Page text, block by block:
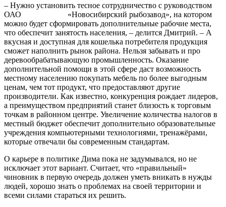
– Нужно установить тесное сотрудничество с руководством
ОАО «Новосибирский рыбозавод», на котором
можно будет сформировать дополнительные рабочие места,
что обеспечит занятость населения, – делится Дмитрий. – А
вкусная и доступная для кошелька потребителя продукция
сможет наполнить рынок района. Нельзя забывать и про
деревообрабатывающую промышленность. Оказание
дополнительной помощи в этой сфере даст возможность
местному населению покупать мебель по более выгодным
ценам, чем тот продукт, что предоставляют другие
производители. Как известно, конкуренция рождает лидеров,
а преимуществом предприятий станет близость к торговым
точкам в районном центре. Увеличение количества налогов в
местный бюджет обеспечит дополнительно образовательные
учреждения компьютерными технологиями, тренажёрами,
которые отвечали бы современным стандартам.
О карьере в политике Дима пока не задумывался, но не
исключает этот вариант. Считает, что «правильный»
чиновник в первую очередь должен уметь вникать в нужды
людей, хорошо знать о проблемах на своей территории и
всеми силами стараться их решить.